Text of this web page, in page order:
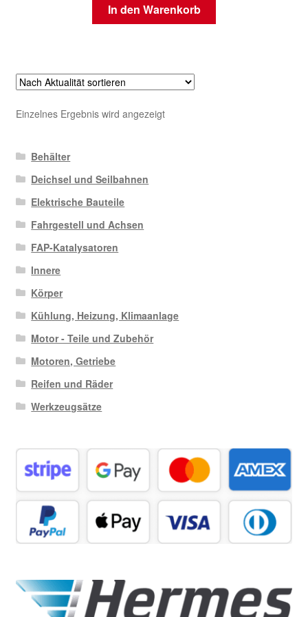
In den Warenkorb
Einzelnes Ergebnis wird angezeigt
Behälter
Deichsel und Seilbahnen
Elektrische Bauteile
Fahrgestell und Achsen
FAP-Katalysatoren
Innere
Körper
Kühlung, Heizung, Klimaanlage
Motor - Teile und Zubehör
Motoren, Getriebe
Reifen und Räder
Werkzeugsätze